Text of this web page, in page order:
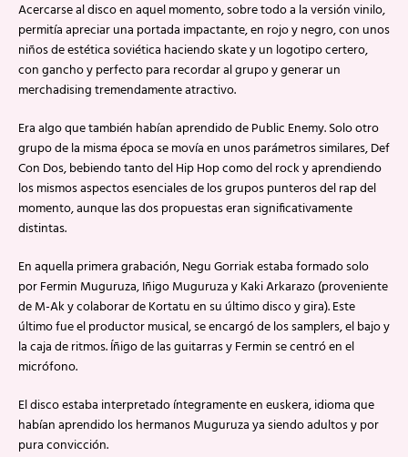
Acercarse al disco en aquel momento, sobre todo a la versión vinilo,
permitía apreciar una portada impactante, en rojo y negro, con unos
niños de estética soviética haciendo skate y un logotipo certero,
con gancho y perfecto para recordar al grupo y generar un
merchadising tremendamente atractivo.
Era algo que también habían aprendido de Public Enemy. Solo otro
grupo de la misma época se movía en unos parámetros similares, Def
Con Dos, bebiendo tanto del Hip Hop como del rock y aprendiendo
los mismos aspectos esenciales de los grupos punteros del rap del
momento, aunque las dos propuestas eran significativamente
distintas.
En aquella primera grabación, Negu Gorriak estaba formado solo
por Fermin Muguruza, Iñigo Muguruza y Kaki Arkarazo (proveniente
de M-Ak y colaborar de Kortatu en su último disco y gira). Este
último fue el productor musical, se encargó de los samplers, el bajo y
la caja de ritmos. Íñigo de las guitarras y Fermin se centró en el
micrófono.
El disco estaba interpretado íntegramente en euskera, idioma que
habían aprendido los hermanos Muguruza ya siendo adultos y por
pura convicción.